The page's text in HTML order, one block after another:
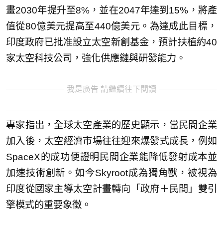
畫2030年提升至8%，並在2047年達到15%，將產
值從80億美元提高至440億美元。為達成此目標，
印度政府已批准設立太空新創基金，預計扶植約40
家太空科技公司，強化供應鏈與研發能力。
我是廣告 請繼續往下閱讀
專家指出，全球太空產業的歷史顯示，當民間企業
加入後，太空經濟市場往往迎來爆發式成長，例如
SpaceX的成功便證明民間企業能降低發射成本並
加速技術創新。如今Skyroot成為獨角獸，被視為
印度從國家主導太空計畫轉向「政府＋民間」雙引
擎模式的重要象徵。